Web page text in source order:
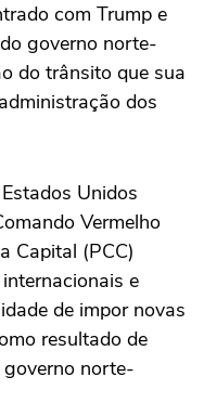
com Trump e
governo norte-
do trânsito que sua
dos
Unidos
Vermelho
Capital (PCC)
e
de impor novas
resultado de
norte-